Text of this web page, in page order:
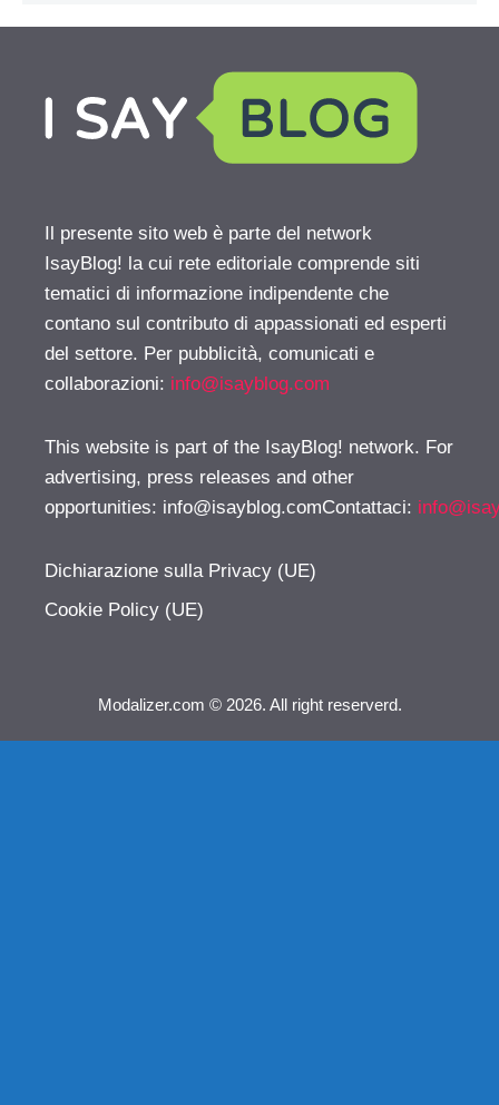
Il presente sito web è parte del network
IsayBlog! la cui rete editoriale comprende siti
tematici di informazione indipendente che
contano sul contributo di appassionati ed esperti
del settore. Per pubblicità, comunicati e
collaborazioni: info@isayblog.com
This website is part of the IsayBlog! network. For
advertising, press releases and other
opportunities: info@isayblog.comContattaci:
Dichiarazione sulla Privacy (UE)
Cookie Policy (UE)
Modalizer.com © 2026. All right reserverd.